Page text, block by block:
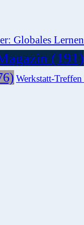
Globales Lernen
(191)
Werkstatt-Treffen